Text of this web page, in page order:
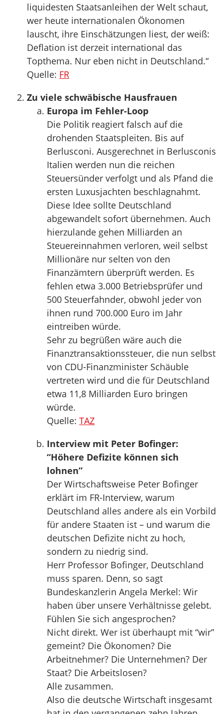
liquidesten Staatsanleihen der Welt schaut,
wer heute internationalen Ökonomen
lauscht, ihre Einschätzungen liest, der weiß:
Deflation ist derzeit international das
Topthema. Nur eben nicht in Deutschland.“
Quelle: FR
Zu viele schwäbische Hausfrauen
Europa im Fehler-Loop
Die Politik reagiert falsch auf die
drohenden Staatspleiten. Bis auf
Berlusconi. Ausgerechnet in Berlusconis
Italien werden nun die reichen
Steuersünder verfolgt und als Pfand die
ersten Luxusjachten beschlagnahmt.
Diese Idee sollte Deutschland
abgewandelt sofort übernehmen. Auch
hierzulande gehen Milliarden an
Steuereinnahmen verloren, weil selbst
Millionäre nur selten von den
Finanzämtern überprüft werden. Es
fehlen etwa 3.000 Betriebsprüfer und
500 Steuerfahnder, obwohl jeder von
ihnen rund 700.000 Euro im Jahr
eintreiben würde.
Sehr zu begrüßen wäre auch die
Finanztransaktionssteuer, die nun selbst
von CDU-Finanzminister Schäuble
vertreten wird und die für Deutschland
etwa 11,8 Milliarden Euro bringen
würde.
Quelle: TAZ
Interview mit Peter Bofinger:
“Höhere Defizite können sich
lohnen”
Der Wirtschaftsweise Peter Bofinger
erklärt im FR-Interview, warum
Deutschland alles andere als ein Vorbild
für andere Staaten ist – und warum die
deutschen Defizite nicht zu hoch,
sondern zu niedrig sind.
Herr Professor Bofinger, Deutschland
muss sparen. Denn, so sagt
Bundeskanzlerin Angela Merkel: Wir
haben über unsere Verhältnisse gelebt.
Fühlen Sie sich angesprochen?
Nicht direkt. Wer ist überhaupt mit “wir”
gemeint? Die Ökonomen? Die
Arbeitnehmer? Die Unternehmen? Der
Staat? Die Arbeitslosen?
Alle zusammen.
Also die deutsche Wirtschaft insgesamt